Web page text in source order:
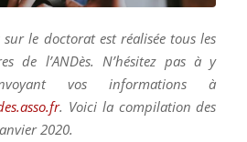
sur le doctorat est réalisée tous les
de l’ANDès. N’hésitez pas à y
vos informations à
. Voici la compilation des
2020.